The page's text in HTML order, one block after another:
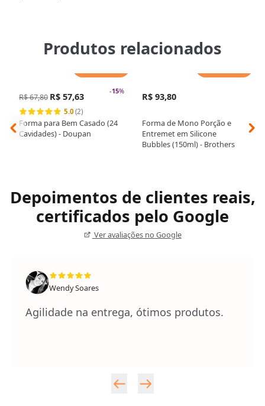
Produtos relacionados
-15%
R$ 67,80 R$ 57,63
5.0(2)
Forma para Bem Casado (24
Cavidades) - Doupan
R$ 93,80
Forma de Mono Porção e
Entremet em Silicone
Bubbles (150ml) - Brothers
Depoimentos de clientes reais,
certificados pelo Google
Ver avaliações no Google
Wendy Soares
Agilidade na entrega, ótimos produtos.